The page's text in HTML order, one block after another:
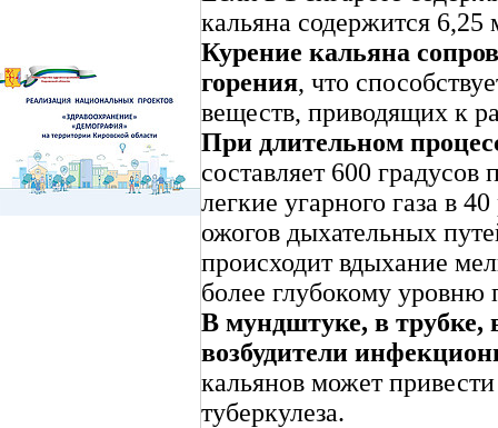
кальяна содержится 6,25
Курение кальяна
горения, что
веществ, приводящих к
При длительном
составляет 600
легкие угарного газа в
ожогов дыхательных
происходит вдыхание
более глубокому уровню
В мундштуке, в трубке,
возбудители
кальянов может
туберкулеза.